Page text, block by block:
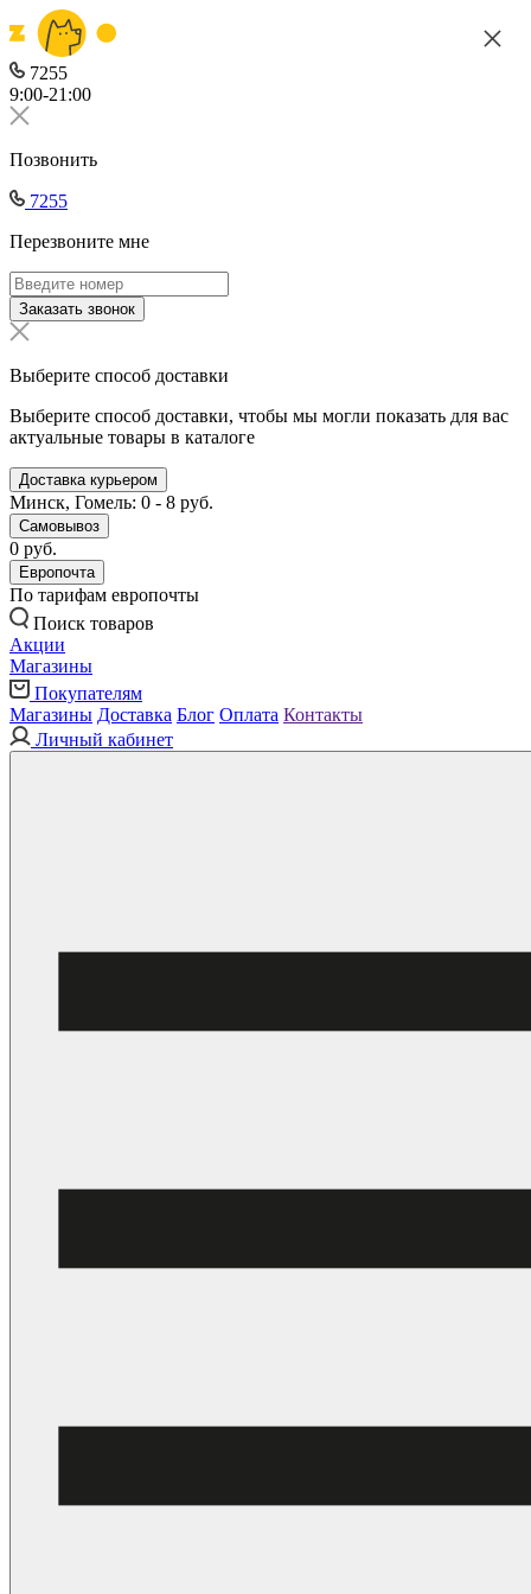
7255
9:00-21:00
Позвонить
7255
Перезвоните мне
Заказать звонок
Выберите способ доставки
Выберите способ доставки, чтобы мы могли показать для вас
актуальные товары в каталоге
Доставка курьером
Минск, Гомель: 0 - 8 руб.
Самовывоз
0 руб.
Европочта
По тарифам европочты
Поиск товаров
Акции
Магазины
Покупателям
Магазины Доставка Блог Оплата Контакты
Личный кабинет